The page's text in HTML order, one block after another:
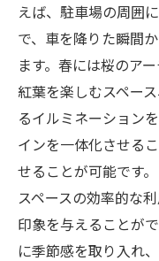
えば、駐車場の周囲
で、車を降りた瞬間
ます。春には桜のア
紅葉を楽しむスペー
るイルミネーション
インを一体化させる
せることが可能です
スペースの効率的な
印象を与えることが
に季節感を取り入れ